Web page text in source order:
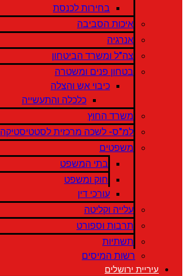
בחירות לכנסת
איכות הסביבה
אנרגיה
צה"ל ומשרד הביטחון
בטחון פנים ומשטרה
כיבוי אש והצלה
כלכלה והתעשייה
משרד החוץ
למ"ס- לשכה מרכזית לסטטיסטיקה
משפטים
בתי המשפט
חוק ומשפט
עורכי דין
עלייה וקליטה
תרבות וספורט
תשתיות
רשות המיסים
עיריית ירושלים